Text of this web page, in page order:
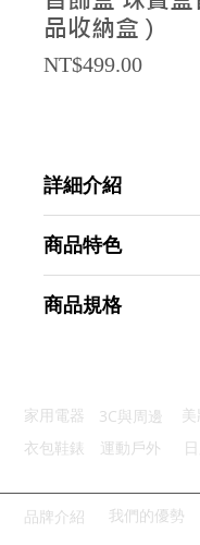
品收納盒 )
NT$499.00Price
詳細介紹
商品特色
柔軟守護：天鵝絨內
商品規格
主要材質：壓克力
商品尺寸：
產地名稱：中國大陸
代理商：亞桓有限公司
家用電器 3C與周邊
衣包鞋錶
運動戶外
品牌介紹 我們的優勢